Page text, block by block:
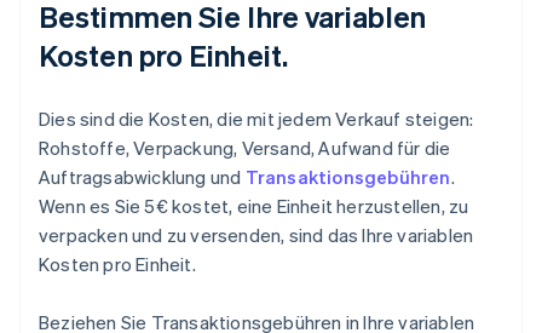
Bestimmen Sie Ihre variablen
Kosten pro Einheit.
Dies sind die Kosten, die mit jedem Verkauf steigen:
Rohstoffe, Verpackung, Versand, Aufwand für die
Auftragsabwicklung und Transaktionsgebühren.
Wenn es Sie 5€ kostet, eine Einheit herzustellen, zu
verpacken und zu versenden, sind das Ihre variablen
Kosten pro Einheit.
Beziehen Sie Transaktionsgebühren in Ihre variablen